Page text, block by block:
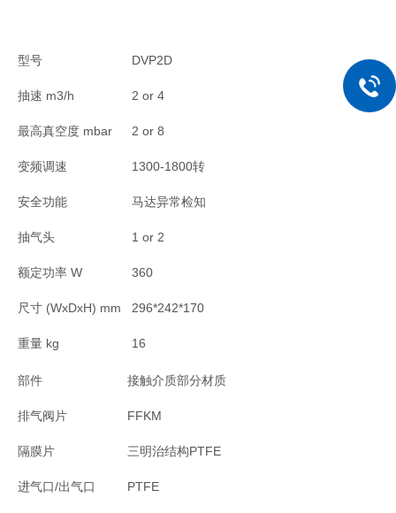
型号 DVP2D
抽速 m3/h 2 or 4
最高真空度 mbar 2 or 8
变频调速 1300-1800转
安全功能 马达异常检知
抽气头 1 or 2
额定功率 W 360
尺寸 (WxDxH) mm 296*242*170
重量 kg 16
部件 接触介质部分材质
排气阀片 FFKM
隔膜片 三明治结构PTFE
进气口/出气口 PTFE